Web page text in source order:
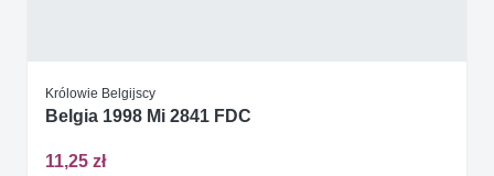
Królowie Belgijscy
Belgia 1998 Mi 2841 FDC
11,25 zł